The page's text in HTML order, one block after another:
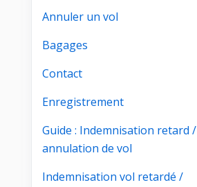
Annuler un vol
Bagages
Contact
Enregistrement
Guide : Indemnisation retard /
annulation de vol
Indemnisation vol retardé /